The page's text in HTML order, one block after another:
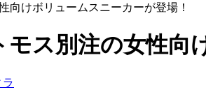
向けボリュームスニーカーが登場！
モス別注の女性向
ラ